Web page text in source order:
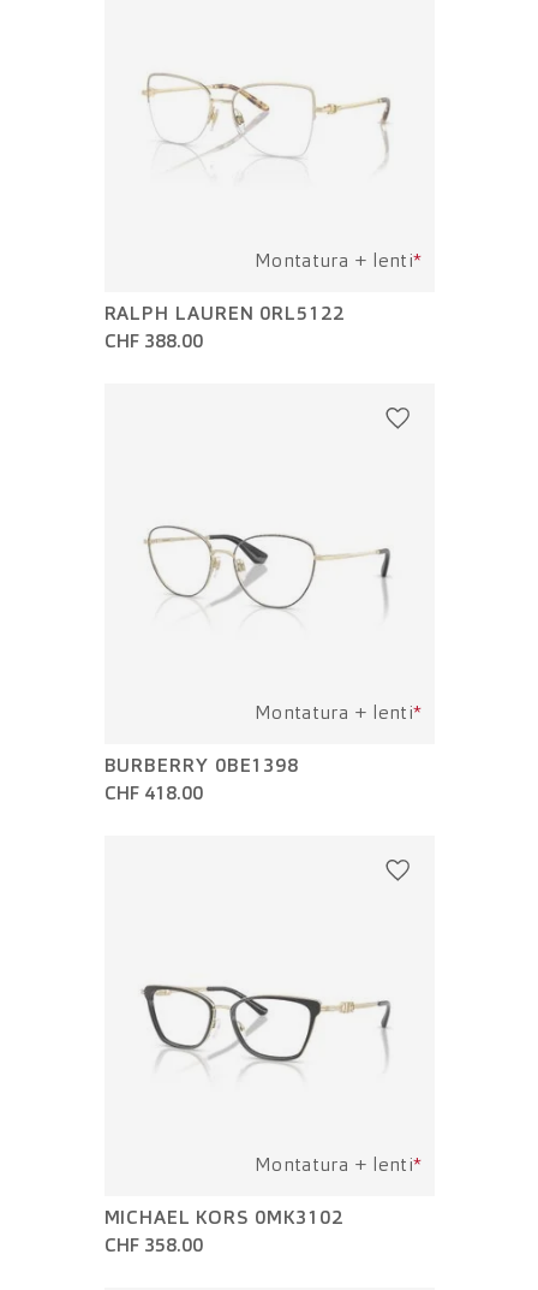
Montatura + lenti*
RALPH LAUREN 0RL5122
CHF 388.00
Montatura + lenti*
BURBERRY 0BE1398
CHF 418.00
Montatura + lenti*
MICHAEL KORS 0MK3102
CHF 358.00